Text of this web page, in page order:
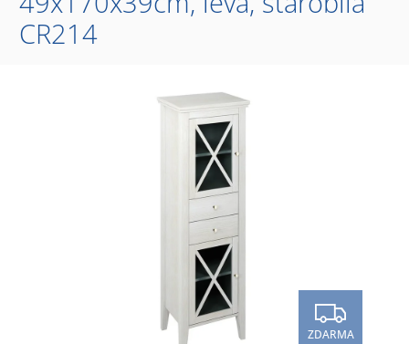
CR214
ZDARMA